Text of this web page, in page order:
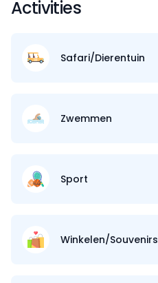
Activities
Safari/Dierentuin
Zwemmen
Sport
Winkelen/Souvenirs